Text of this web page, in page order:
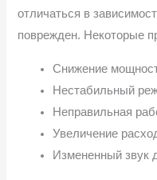
отличаться в
поврежден. Некоторые
Снижение
Нестабильный
Неправильная
Увеличение
Измененный звук